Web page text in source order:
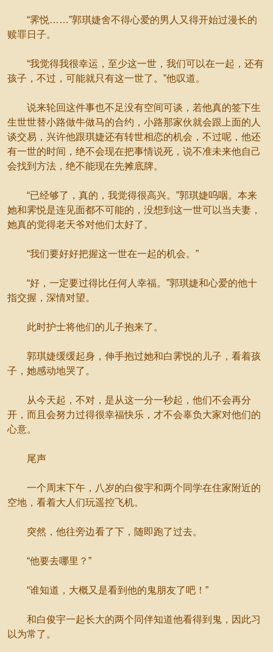
“霁悦……”郭琪婕舍不得心爱的男人又得开始过漫长的
赎罪日子。
“我觉得我很幸运，至少这一世，我们可以在一起，还有
孩子，不过，可能就只有这一世了。”他叹道。
说来轮回这件事也不足没有空间可谈，若他真的签下生
生世世替小路做牛做马的合约，小路那家伙就会跟上面的人
谈交易，兴许他跟琪婕还有转世相恋的机会，不过呢，他还
有一世的时间，绝不会现在把事情说死，说不准未来他自己
会找到方法，绝不能现在先摊底牌。
“已经够了，真的，我觉得很高兴。”郭琪婕呜咽。本来
她和霁悦是连见面都不可能的，没想到这一世可以当夫妻，
她真的觉得老天爷对他们太好了。
“我们要好好把握这一世在一起的机会。”
“好，一定要过得比任何人幸福。”郭琪婕和心爱的他十
指交握，深情对望。
此时护士将他们的儿子抱来了。
郭琪婕缓缓起身，伸手抱过她和白霁悦的儿子，看着孩
子，她感动地哭了。
从今天起，不对，是从这一分一秒起，他们不会再分
开，而且会努力过得很幸福快乐，才不会辜负大家对他们的
心意。
尾声
一个周末下午，八岁的白俊宇和两个同学在住家附近的
空地，看着大人们玩遥控飞机。
突然，他往旁边看了下，随即跑了过去。
“他要去哪里？”
“谁知道，大概又是看到他的鬼朋友了吧！”
和白俊宇一起长大的两个同伴知道他看得到鬼，因此习
以为常了。